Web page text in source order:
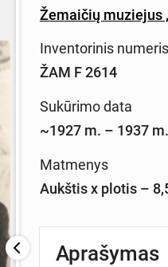
Žemaičių muziejus
Inventorinis numeris
ŽAM F 2614
Sukūrimo data
~1927 m. – 1937 m.
Matmenys
Aukštis x plotis –
Aprašymas